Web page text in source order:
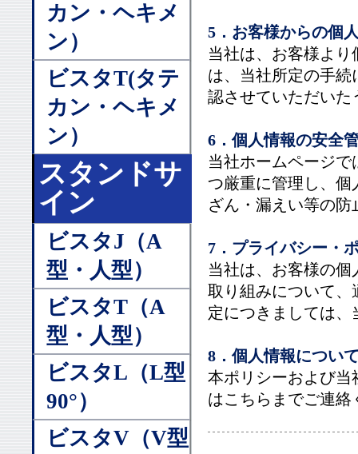
カン・ヘキメ
ン）
ビスタT(タテ
カン・ヘキメ
ン）
スタンドサ
イン
ビスタJ（A
型・人型）
ビスタT（A
型・人型）
ビスタL（L型
90°）
ビスタV（V型
5．お客様からの個
当社は、お客様よ
は、当社所定の手
認させていただいた
6．個人情報の安全
当社ホームページ
つ厳重に管理し、個
ざん・漏えい等の
7．プライバシー・
当社は、お客様の
取り組みについて、
定につきましては
8．個人情報につい
本ポリシーおよび当
はこちらまでご連絡